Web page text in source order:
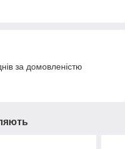
за домовленістю